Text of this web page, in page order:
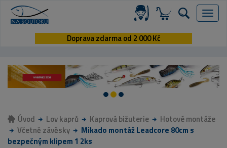
Menu
Doprava zdarma od 2 000 Kč
Úvod Lov kaprů Kaprová bižuterie
Hotové montáže
Včetně závěsky
Mikado montáž Leadcore 80cm s
bezpečným klipem 1 2ks